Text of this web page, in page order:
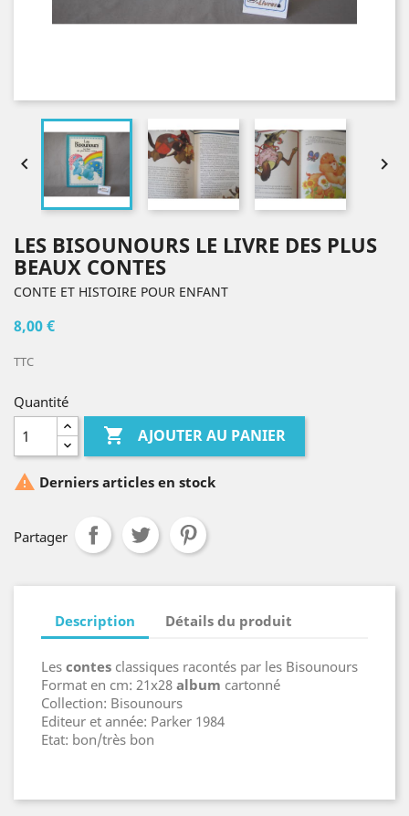
 
LES BISOUNOURS LE LIVRE DES PLUS
BEAUX CONTES
CONTE ET HISTOIRE POUR ENFANT
8,00 €
TTC
Quantité
 AJOUTER AU PANIER
 Derniers articles en stock
Partager
Description Détails du produit
Les contes classiques racontés par les Bisounours
Format en cm: 21x28 album cartonné
Collection: Bisounours
Editeur et année: Parker 1984
Etat: bon/très bon